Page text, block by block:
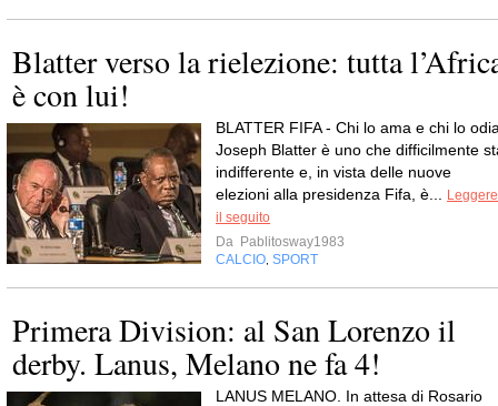
Blatter verso la rielezione: tutta
è con lui!
BLATTER FIFA - Chi lo ama e chi lo
Joseph Blatter è uno che difficilmente
indifferente e, in vista delle nuove
elezioni alla presidenza Fifa, è...
Leggere
il seguito
Da Pablitosway1983
CALCIO SPORT
Primera Division: al San Lorenzo il
derby. Lanus, Melano ne fa 4!
LANUS MELANO. In attesa di Rosario